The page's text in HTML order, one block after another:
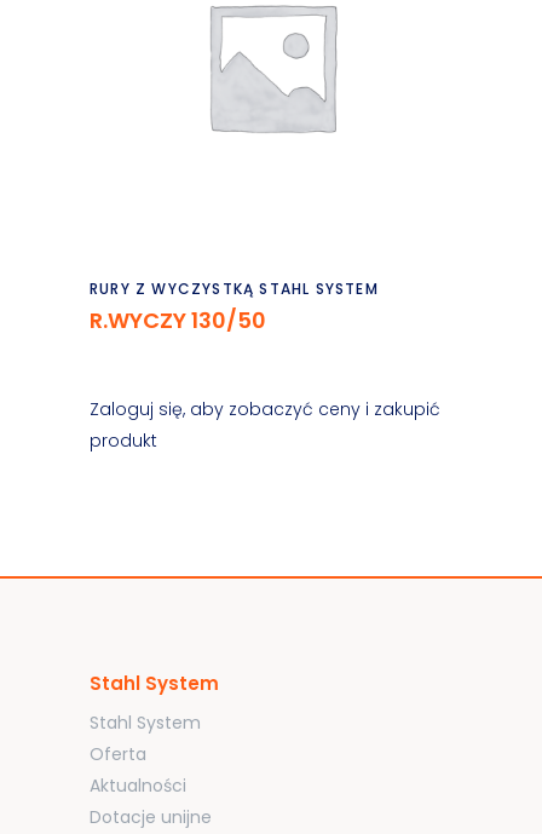
Czytaj dalej
RURY Z WYCZYSTKĄ STAHL SYSTEM
R.WYCZY 130/50
Zaloguj się, aby zobaczyć ceny i zakupić
produkt
Stahl System
Stahl System
Oferta
Aktualności
Dotacje unijne